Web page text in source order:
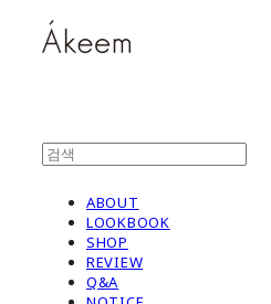
ABOUT
LOOKBOOK
SHOP
REVIEW
Q&A